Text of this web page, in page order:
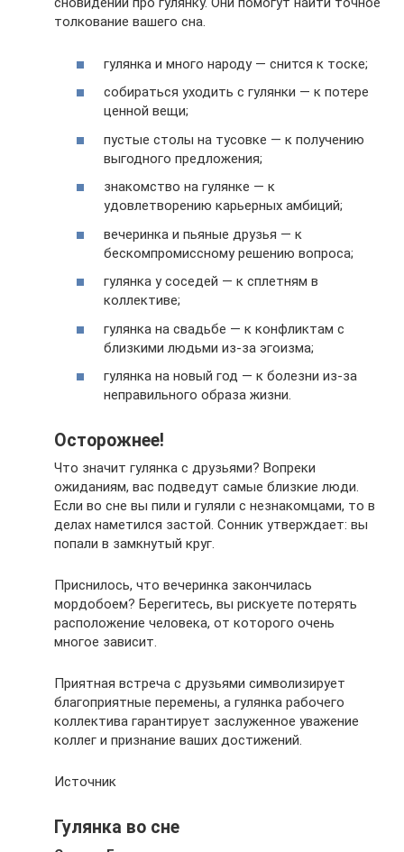
толкование вашего сна.
гулянка и много народу — снится к тоске;
собираться уходить с гулянки — к потере
ценной вещи;
пустые столы на тусовке — к получению
выгодного предложения;
знакомство на гулянке — к
удовлетворению карьерных амбиций;
вечеринка и пьяные друзья — к
бескомпромиссному решению вопроса;
гулянка у соседей — к сплетням в
коллективе;
гулянка на свадьбе — к конфликтам с
близкими людьми из-за эгоизма;
гулянка на новый год — к болезни из-за
неправильного образа жизни.
Осторожнее!
Что значит гулянка с друзьями? Вопреки
ожиданиям, вас подведут самые близкие люди.
Если во сне вы пили и гуляли с незнакомцами, то в
делах наметился застой. Сонник утверждает: вы
попали в замкнутый круг.
Приснилось, что вечеринка закончилась
мордобоем? Берегитесь, вы рискуете потерять
расположение человека, от которого очень
многое зависит.
Приятная встреча с друзьями символизирует
благоприятные перемены, а гулянка рабочего
коллектива гарантирует заслуженное уважение
коллег и признание ваших достижений.
Источник
Гулянка во сне